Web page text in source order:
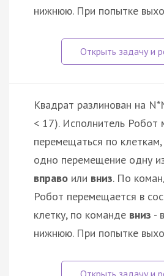
нижнюю. При попытке
Квадрат разлинован на
< 17). Исполнитель Робот
перемещаться по
одно перемещение одну
вправо или вниз. По
Робот перемещается в
клетку, по команде вниз -
нижнюю. При попытке